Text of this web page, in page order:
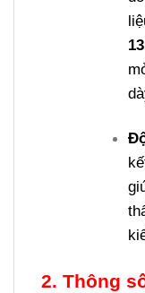
2. Thông